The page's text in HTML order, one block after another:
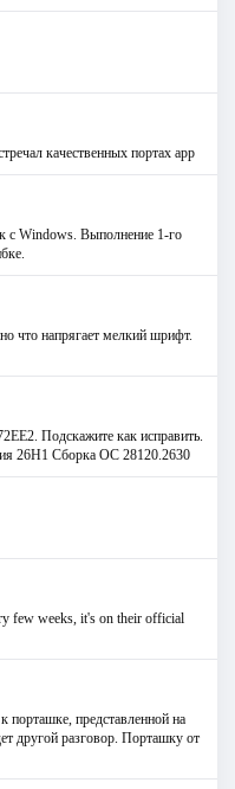
качественных портах app
с Windows. Выполнение 1-го
что напрягает мелкий шрифт.
Подскажите как исправить.
26H1 Сборка ОС 28120.2630
few weeks, it's on their official
порташке, представленной на
другой разговор. Порташку от